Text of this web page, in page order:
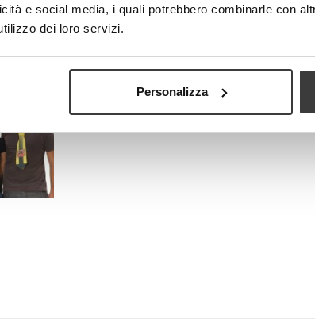
e social media, i quali potrebbero combinarle con
dei loro servizi.
Personalizza